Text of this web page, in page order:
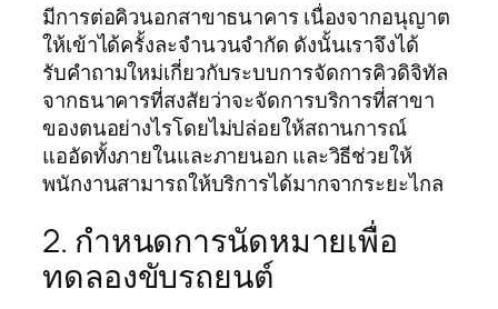
มีการต่อคิวนอกสาขาธนาคาร เนื่องจากอนุญาต
ให้เข้าได้ครั้งละจำนวนจำกัด ดังนั้นเราจึงได้
รับคำถามใหม่เกี่ยวกับระบบการจัดการคิวดิจิทัล
จากธนาคารที่สงสัยว่าจะจัดการบริการที่สาขา
ของตนอย่างไรโดยไม่ปล่อยให้สถานการณ์
แออัดทั้งภายในและภายนอก และวิธีช่วยให้
พนักงานสามารถให้บริการได้มากจากระยะไกล
2. กำหนดการนัดหมายเพื่อ
ทดลองขับรถยนต์